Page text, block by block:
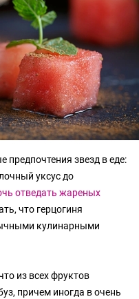
звезд в еде:
уксус до
отведать жареных
что герцогиня
кулинарными
из всех фруктов
причем иногда в очень